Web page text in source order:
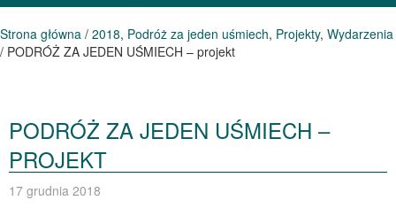
Strona główna / 2018, Podróż za jeden uśmiech, Projekty, Wydarzenia
/ PODRÓŻ ZA JEDEN UŚMIECH – projekt
PODRÓŻ ZA JEDEN UŚMIECH –
PROJEKT
17 grudnia 2018